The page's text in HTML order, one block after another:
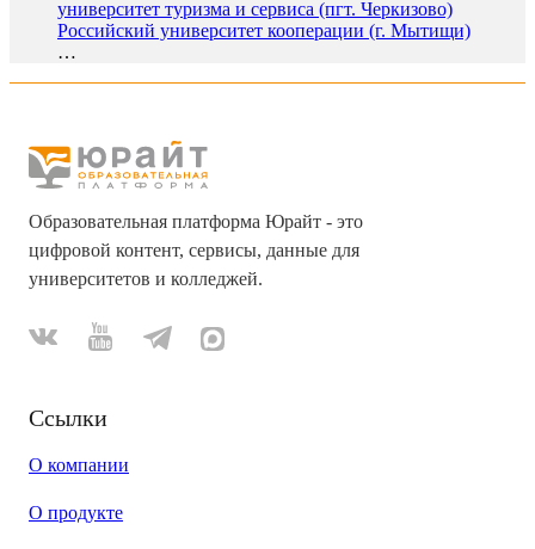
университет туризма и сервиса (пгт. Черкизово)
Российский университет кооперации (г. Мытищи)
…
Образовательная платформа Юрайт - это
цифровой контент, сервисы, данные для
университетов и колледжей.
Ссылки
О компании
О продукте